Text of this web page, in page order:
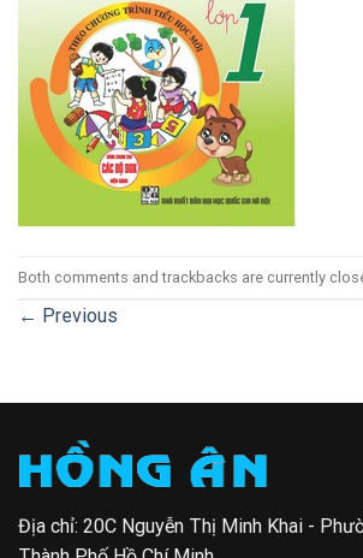
Both comments and trackbacks are currently
← Previous
Địa chỉ: 20C Nguyễn Thị Minh Khai -